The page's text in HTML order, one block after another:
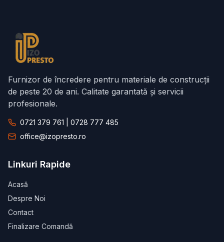
Furnizor de încredere pentru materiale de construcții
de peste 20 de ani. Calitate garantată și servicii
profesionale.
0721 379 761 | 0728 777 485
office@izopresto.ro
Linkuri Rapide
Acasă
Despre Noi
Contact
Finalizare Comandă